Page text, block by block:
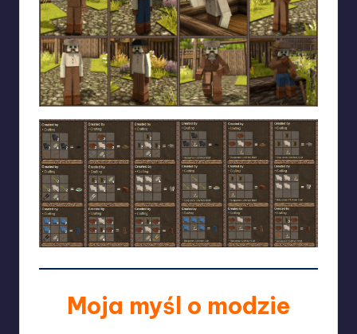
Moja myśl o modzie